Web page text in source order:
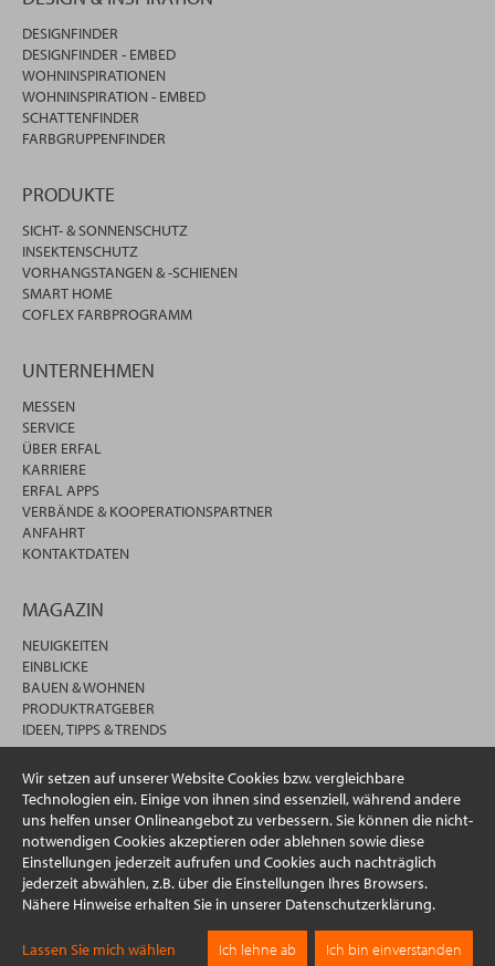
Wir setzen auf unserer Website Cookies bzw. vergleichbare
Technologien ein. Einige von ihnen sind essenziell, während andere
uns helfen unser Onlineangebot zu verbessern. Sie können die nicht-
notwendigen Cookies akzeptieren oder ablehnen sowie diese
Einstellungen jederzeit aufrufen und Cookies auch nachträglich
jederzeit abwählen, z.B. über die Einstellungen Ihres Browsers.
Nähere Hinweise erhalten Sie in unserer Datenschutzerklärung.
Lassen Sie mich wählen Ich lehne ab Ich bin einverstanden
DESIGNFINDER
DESIGNFINDER - EMBED
WOHNINSPIRATIONEN
WOHNINSPIRATION - EMBED
SCHATTENFINDER
FARBGRUPPENFINDER
PRODUKTE
SICHT- & SONNENSCHUTZ
INSEKTENSCHUTZ
VORHANGSTANGEN & -SCHIENEN
SMART HOME
COFLEX FARBPROGRAMM
UNTERNEHMEN
MESSEN
SERVICE
ÜBER ERFAL
KARRIERE
ERFAL APPS
VERBÄNDE & KOOPERATIONSPARTNER
ANFAHRT
KONTAKTDATEN
MAGAZIN
NEUIGKEITEN
EINBLICKE
BAUEN & WOHNEN
PRODUKTRATGEBER
IDEEN, TIPPS & TRENDS